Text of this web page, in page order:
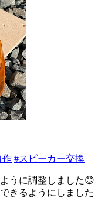
作 #スピーカー交換
うに調整しました😊
きるようにしました